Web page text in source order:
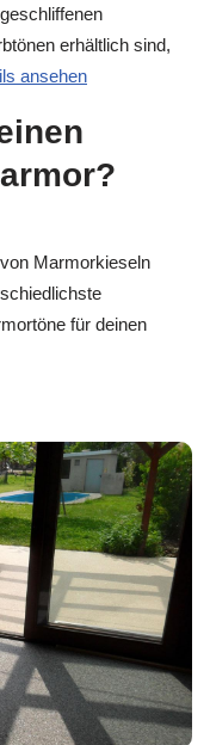
erhältlich sind,
ansehen
Marmorkieseln
für deinen